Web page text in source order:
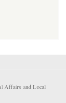
Affairs and Local